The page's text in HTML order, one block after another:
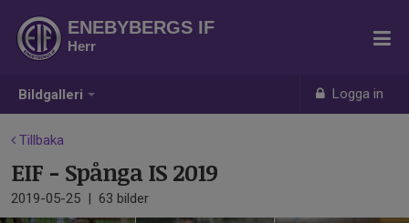
Bildgalleri Logga in
ENEBYBERGS IF
Herr
Tillbaka
EIF - Spånga IS 2019
2019-05-25 | 63 bilder